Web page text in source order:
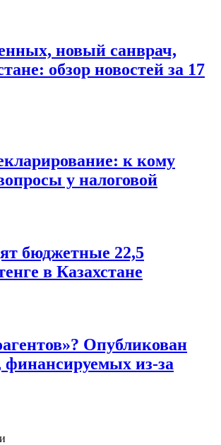
новый санврач,
обзор новостей за 17
к кому
у налоговой
бюджетные 22,5
в Казахстане
Опубликован
финансируемых из-за